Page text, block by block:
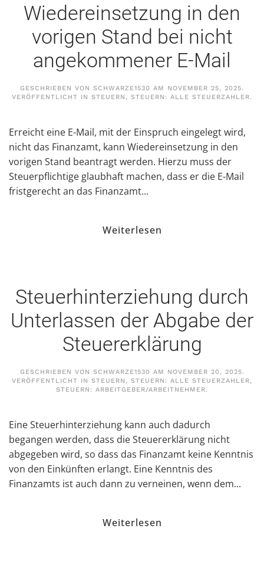
Wiedereinsetzung in den
vorigen Stand bei nicht
angekommener E-Mail
GESCHRIEBEN VON SCHWARZE1530 AM NOVEMBER 25, 2025.
VERÖFFENTLICHT IN STEUERN, STEUERN: ALLE STEUERZAHLER.
Erreicht eine E-Mail, mit der Einspruch eingelegt wird,
nicht das Finanzamt, kann Wiedereinsetzung in den
vorigen Stand beantragt werden. Hierzu muss der
Steuerpflichtige glaubhaft machen, dass er die E-Mail
fristgerecht an das Finanzamt...
Weiterlesen
Steuerhinterziehung durch
Unterlassen der Abgabe der
Steuererklärung
GESCHRIEBEN VON SCHWARZE1530 AM NOVEMBER 20, 2025.
VERÖFFENTLICHT IN STEUERN, STEUERN: ALLE STEUERZAHLER,
STEUERN: ARBEITGEBER/ARBEITNEHMER.
Eine Steuerhinterziehung kann auch dadurch
begangen werden, dass die Steuererklärung nicht
abgegeben wird, so dass das Finanzamt keine Kenntnis
von den Einkünften erlangt. Eine Kenntnis des
Finanzamts ist auch dann zu verneinen, wenn dem...
Weiterlesen